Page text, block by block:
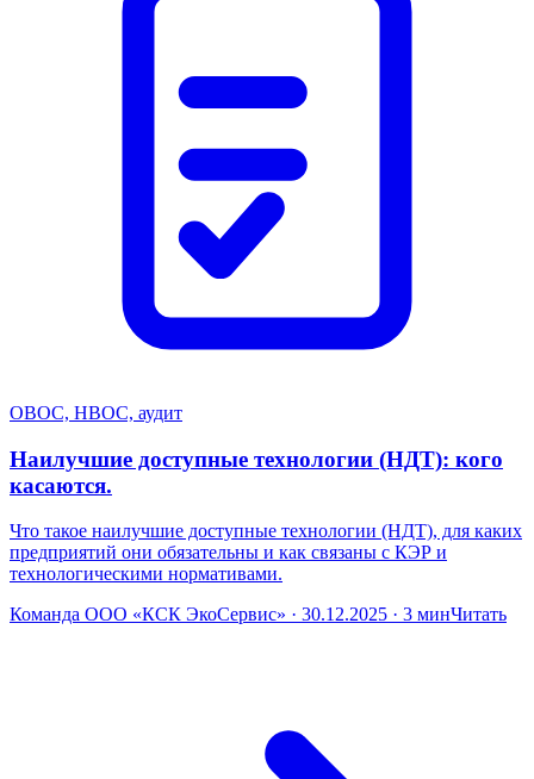
ОВОС, НВОС, аудит
Наилучшие доступные технологии (НДТ): кого
касаются.
Что такое наилучшие доступные технологии (НДТ), для каких
предприятий они обязательны и как связаны с КЭР и
технологическими нормативами.
Команда ООО «КСК ЭкоСервис» · 30.12.2025 · 3 минЧитать